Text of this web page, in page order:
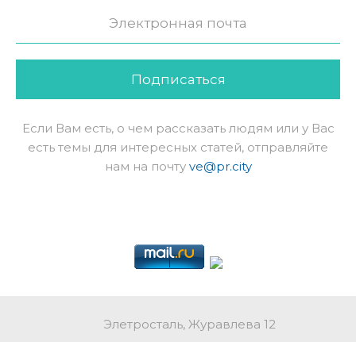
Подписаться
Если Вам есть, о чем рассказать людям или у Вас
есть темы для интересных статей, отправляйте
нам на почту ve@pr.city
Элетросталь, Журавлева 12